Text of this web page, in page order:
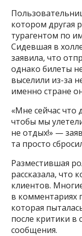
котором другая
турагентом по
Сидевшая в
заявила, что
однако билеты
выселили из-за
именно стране
«Мне сейчас что
чтобы мы
не отдых!» —
та просто
Разместившая
рассказала, что
клиентов.
в комментариях
которая
после критики в
сообщения.